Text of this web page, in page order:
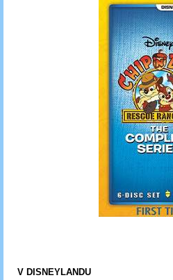
V DISNEYLANDU